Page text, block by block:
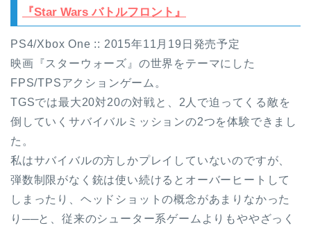
『Star Wars バトルフロント』
PS4/Xbox One :: 2015年11月19日発売予定
映画『スターウォーズ』の世界をテーマにした
FPS/TPSアクションゲーム。
TGSでは最大20対20の対戦と、2人で迫ってくる敵を
倒していくサバイバルミッションの2つを体験できまし
た。
私はサバイバルの方しかプレイしていないのですが、
弾数制限がなく銃は使い続けるとオーバーヒートして
しまったり、ヘッドショットの概念があまりなかった
り──と、従来のシューター系ゲームよりもややざっく